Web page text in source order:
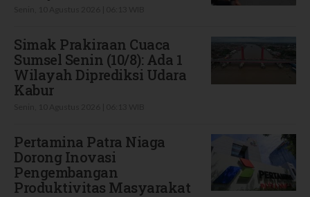
Simak Prakiraan Cuaca
Sumsel Senin (10/8): Ada 1
Wilayah Diprediksi Udara
Kabur
Pertamina Patra Niaga
Dorong Inovasi
Pengembangan
Produktivitas Masyarakat